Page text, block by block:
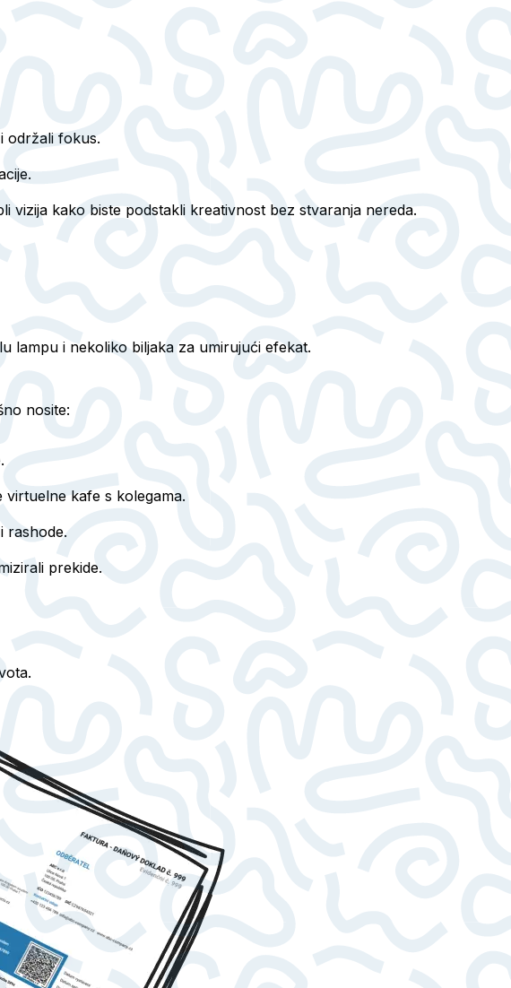
održali fokus.
vizija kako biste podstakli kreativnost bez stvaranja nereda.
lampu i nekoliko biljaka za umirujući efekat.
nosite:
kafe s kolegama.
rashode.
prekide.